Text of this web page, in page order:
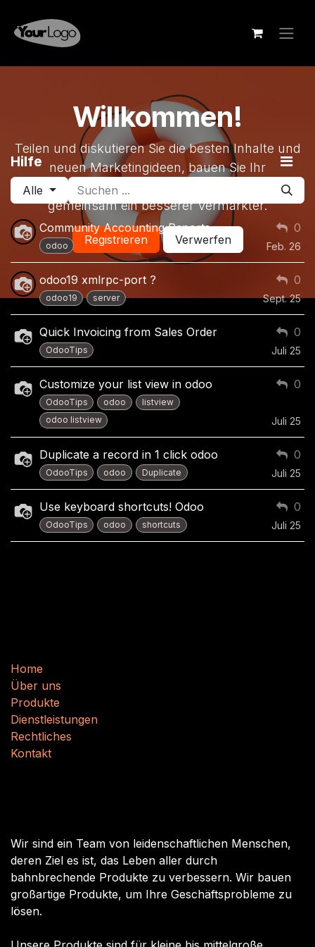
Willkommen!
Teilen und diskutieren Sie die besten Inhalte und
neuen Marketingideen, bauen Sie Ihr
professionelles Profil auf und werden Sie
gemeinsam ein besserer Vermarkter.
Registrieren Verwerfen
Hilfe
Alle
Community Accounting Reports
odoo
0
Feb. 26
odoo19 xmlrpc-port ?
odoo19 server
0
Sept. 25
Quick Invoicing from Sales Order
OdooTips
0
Juli 25
Customize your list view in odoo
OdooTips odoo
listview
odoo listview
0
Juli 25
Duplicate a record in 1 click odoo
OdooTips odoo Duplicate
0
Juli 25
Use keyboard shortcuts! Odoo
OdooTips odoo shortcuts
0
Juli 25
H​​ome
Über uns
Produkte
Dienstleistungen
Rechtliches
Kontakt
Wir sind ein Team von leidenschaftlichen Menschen,
deren Ziel es ist, das Leben aller durch
bahnbrechende Produkte zu verbessern. Wir bauen
großartige Produkte, um Ihre Geschäftsprobleme zu
lösen.